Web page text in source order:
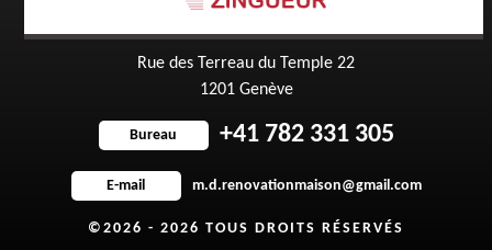
Rue des Terreau du Temple 22
1201 Genève
Bureau +41 782 331 305
E-mail m.d.renovationmaison@gmail.com
©2026 - 2026 TOUS DROITS RÉSERVÉS